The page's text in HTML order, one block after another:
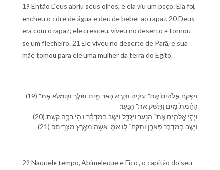
19 Então Deus abriu seus olhos, e ela viu um poço. Ela foi,
encheu o odre de água e deu de beber ao rapaz. 20 Deus
era com o rapaz; ele cresceu, viveu no deserto e tornou-
se um flecheiro. 21 Ele viveu no deserto de Parã, e sua
mãe tomou para ele uma mulher da terra do Egito.
(19) וַ⁠יִּפְקַ֤ח אֱלֹהִים֙ אֶת־ עֵינֶ֔י⁠הָ וַ⁠תֵּ֖רֶא בְּאֵ֣ר מָ֑יִם וַ⁠תֵּ֜לֶךְ וַ⁠תְּמַלֵּ֤א אֶת־
הַ⁠חֵ֨מֶת֙ מַ֔יִם וַ⁠תַּ֖שְׁקְ אֶת־ הַ⁠נָּֽעַר׃
(20) וַ⁠יְהִ֧י אֱלֹהִ֛ים אֶת־ הַ⁠נַּ֖עַר וַ⁠יִּגְדָּ֑ל וַ⁠יֵּ֨שֶׁב֙ בַּ⁠מִּדְבָּ֔ר וַ⁠יְהִ֖י רֹבֶ֥ה קַשָּֽׁת׃
(21) וַ⁠יֵּ֖שֶׁב בְּ⁠מִדְבַּ֣ר פָּארָ֑ן וַ⁠תִּֽקַּֽח־ ל֥⁠וֹ אִמּ֛⁠וֹ אִשָּׁ֖ה מֵ⁠אֶ֥רֶץ מִצְרָֽיִם׃פ
22 Naquele tempo, Abimeleque e Ficol, o capitão do seu